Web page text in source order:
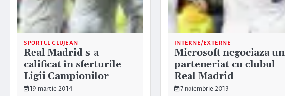
SPORTUL CLUJEAN
Real Madrid s-a
calificat în sferturile
Ligii Campionilor
19 martie 2014
INTERNE/EXTERNE
Microsoft negociaza un
parteneriat cu clubul
Real Madrid
7 noiembrie 2013